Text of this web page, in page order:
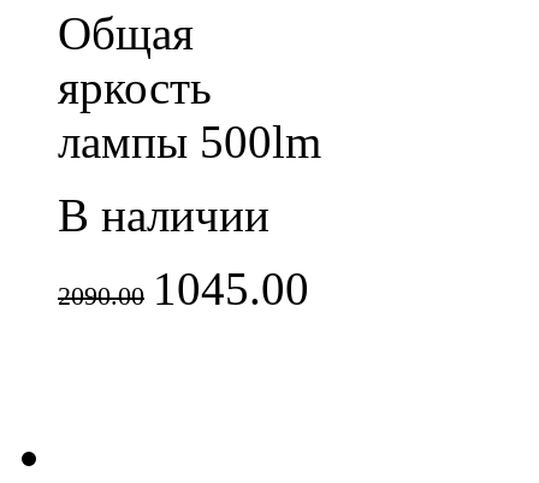
Общая
яркость
лампы 500lm
В наличии
2090.00 1045.00